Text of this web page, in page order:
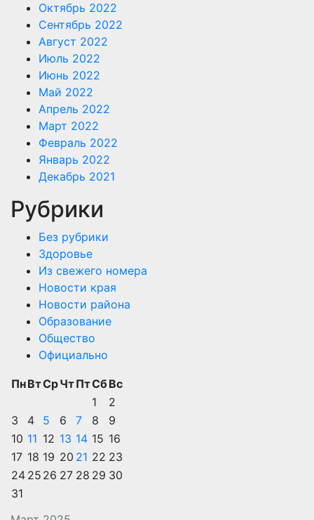
Октябрь 2022
Сентябрь 2022
Август 2022
Июль 2022
Июнь 2022
Май 2022
Апрель 2022
Март 2022
Февраль 2022
Январь 2022
Декабрь 2021
Рубрики
Без рубрики
Здоровье
Из свежего номера
Новости края
Новости района
Образование
Общество
Официально
ПнВтСрЧтПтСбВс
1
2
3
4 5 6 7 8
9
10 11 12 13 14 15 16
17 18 19 20 21 22 23
24 25 26 27 28 29 30
31